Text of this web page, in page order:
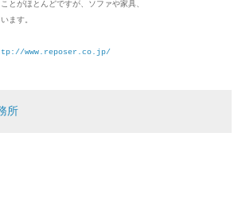
とがほとんどですが、ソファや家具、
ます。
www.reposer.co.jp/
所